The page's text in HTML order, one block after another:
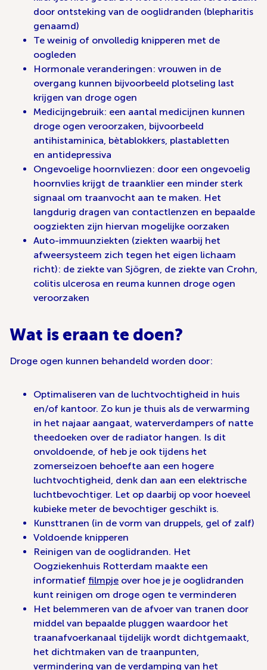
door ontsteking van de ooglidranden (blepharitis
genaamd)
Te weinig of onvolledig knipperen met de
oogleden
Hormonale veranderingen: vrouwen in de
overgang kunnen bijvoorbeeld plotseling last
krijgen van droge ogen
Medicijngebruik: een aantal medicijnen kunnen
droge ogen veroorzaken, bijvoorbeeld
antihistaminica, bètablokkers, plastabletten
en antidepressiva
Ongevoelige hoornvliezen: door een ongevoelig
hoornvlies krijgt de traanklier een minder sterk
signaal om traanvocht aan te maken. Het
langdurig dragen van contactlenzen en bepaalde
oogziekten zijn hiervan mogelijke oorzaken
Auto-immuunziekten (ziekten waarbij het
afweersysteem zich tegen het eigen lichaam
richt): de ziekte van Sjögren, de ziekte van Crohn,
colitis ulcerosa en reuma kunnen droge ogen
veroorzaken
Wat is eraan te doen?
Droge ogen kunnen behandeld worden door:
Optimaliseren van de luchtvochtigheid in huis
en/of kantoor. Zo kun je thuis als de verwarming
in het najaar aangaat, waterverdampers of natte
theedoeken over de radiator hangen. Is dit
onvoldoende, of heb je ook tijdens het
zomerseizoen behoefte aan een hogere
luchtvochtigheid, denk dan aan een elektrische
luchtbevochtiger. Let op daarbij op voor hoeveel
kubieke meter de bevochtiger geschikt is.
Kunsttranen (in de vorm van druppels, gel of zalf)
Voldoende knipperen
Reinigen van de ooglidranden. Het
Oogziekenhuis Rotterdam maakte een
informatief filmpje over hoe je je ooglidranden
kunt reinigen om droge ogen te verminderen
Het belemmeren van de afvoer van tranen door
middel van bepaalde pluggen waardoor het
traanafvoerkanaal tijdelijk wordt dichtgemaakt,
het dichtmaken van de traanpunten,
vermindering van de verdamping van het